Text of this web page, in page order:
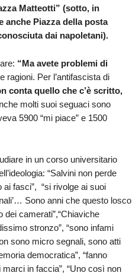
Matteotti” (sotto, in
anche Piazza della posta
dai napoletani).
“Ma avete problemi di
ragioni. Per l’antifascista di
conta quello che c’è scritto,
molti suoi seguaci sono
5900 “mi piace” e 1500
in un corso universitario
“Salvini non perde
ai fasci”, “si rivolge ai suoi
Sono anni che questo losco
dei camerati”,“Chiaviche
stronzo”, “sono infami
sono micro segnali, sono atti
democratica”, “fanno
in faccia”, “Uno così non